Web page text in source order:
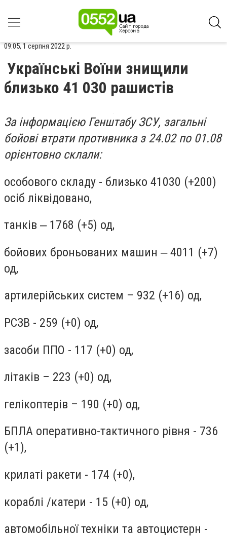
09:05, 1 серпня 2022 р.
Українські Воїни знищили
близько 41 030 рашистів
За інформацією Генштабу ЗСУ, загальні
бойові втрати противника з 24.02 по 01.08
орієнтовно склали:
особового складу - близько 41030 (+200)
осіб ліквідовано,
танків ‒ 1768 (+5) од,
бойових броньованих машин ‒ 4011 (+7)
од,
артилерійських систем – 932 (+16) од,
РСЗВ - 259 (+0) од,
засоби ППО - 117 (+0) од,
літаків – 223 (+0) од,
гелікоптерів – 190 (+0) од,
БПЛА оперативно-тактичного рівня - 736
(+1),
крилаті ракети - 174 (+0),
кораблі /катери - 15 (+0) од,
автомобільної техніки та автоцистерн -